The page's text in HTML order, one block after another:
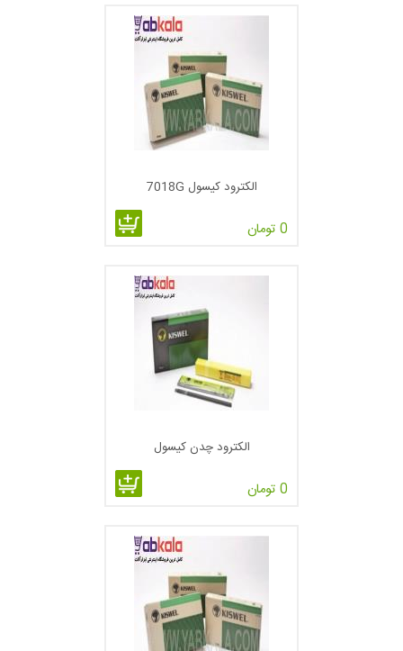
الکترود کیسول 7018G
0 تومان
الکترود چدن کیسول
0 تومان